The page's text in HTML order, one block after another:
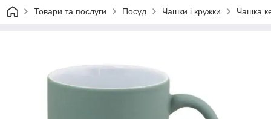
Товари та послуги Посуд Чашки і кружки Чашка